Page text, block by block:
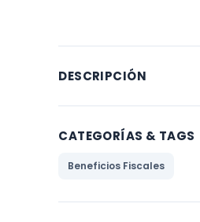
DESCRIPCIÓN
CATEGORÍAS & TAGS
Beneficios Fiscales